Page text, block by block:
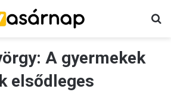
A gyermekek
elsődleges